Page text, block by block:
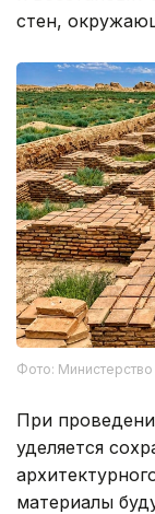
стен,
Фото:
При
уделяется
материалы